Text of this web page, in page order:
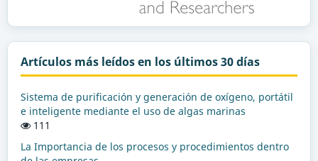
Artículos más leídos en los últimos 30 días
Sistema de purificación y generación de oxígeno, portátil
e inteligente mediante el uso de algas marinas
111
La Importancia de los procesos y procedimientos dentro